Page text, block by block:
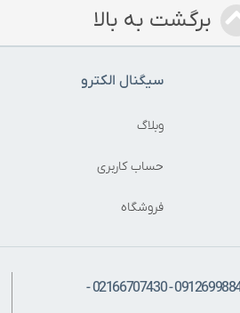
برگشت به بالا
سیگنال الکترو
وبلاگ
حساب کاربری
فروشگاه
شماره تماس : 09126998846 - 02166707430 -